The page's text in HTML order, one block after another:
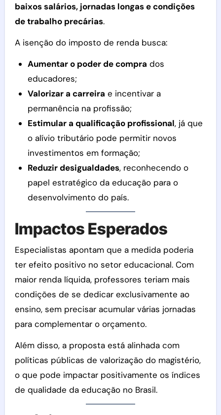
baixos salários, jornadas longas e condições
de trabalho precárias.
A isenção do imposto de renda busca:
Aumentar o poder de compra dos
educadores;
Valorizar a carreira e incentivar a
permanência na profissão;
Estimular a qualificação profissional, já que
o alívio tributário pode permitir novos
investimentos em formação;
Reduzir desigualdades, reconhecendo o
papel estratégico da educação para o
desenvolvimento do país.
Impactos Esperados
Especialistas apontam que a medida poderia
ter efeito positivo no setor educacional. Com
maior renda líquida, professores teriam mais
condições de se dedicar exclusivamente ao
ensino, sem precisar acumular várias jornadas
para complementar o orçamento.
Além disso, a proposta está alinhada com
políticas públicas de valorização do magistério,
o que pode impactar positivamente os índices
de qualidade da educação no Brasil.